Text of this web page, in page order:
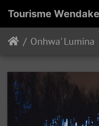
Tourisme
Onhwa' Lumina